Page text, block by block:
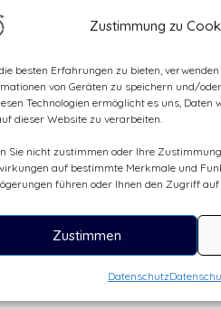
Zustimmung zu
besten Erfahrungen zu bieten,
von Geräten zu speichern und/
Technologien ermöglicht es uns,
dieser Website zu verarbeiten.
Sie nicht zustimmen oder Ihre
auf bestimmte Merkmale und
führen oder Ihnen den Zugriff
Zustimmen
Datenschutz
Methods